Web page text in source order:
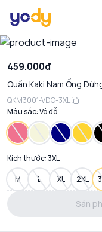
459.000đ
Quần Kaki Nam Ống
QKM3001-VDO-3XL
Màu sắc:Vỏ đỗ
Kích thước:3XL
M L XL 2XL
Sản